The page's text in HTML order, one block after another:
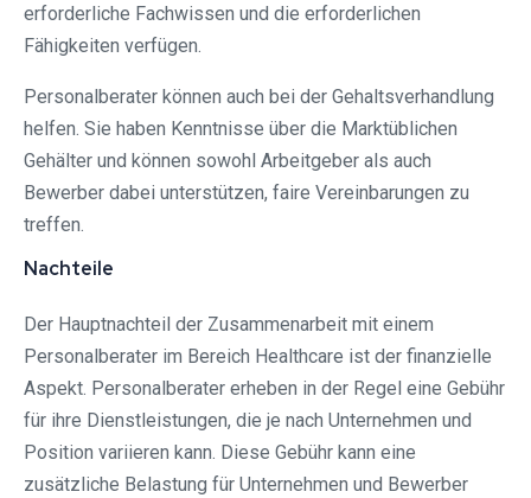
erforderliche Fachwissen und die erforderlichen
Fähigkeiten verfügen.
Personalberater können auch bei der Gehaltsverhandlung
helfen. Sie haben Kenntnisse über die Marktüblichen
Gehälter und können sowohl Arbeitgeber als auch
Bewerber dabei unterstützen, faire Vereinbarungen zu
treffen.
Nachteile
Der Hauptnachteil der Zusammenarbeit mit einem
Personalberater im Bereich Healthcare ist der finanzielle
Aspekt. Personalberater erheben in der Regel eine Gebühr
für ihre Dienstleistungen, die je nach Unternehmen und
Position variieren kann. Diese Gebühr kann eine
zusätzliche Belastung für Unternehmen und Bewerber